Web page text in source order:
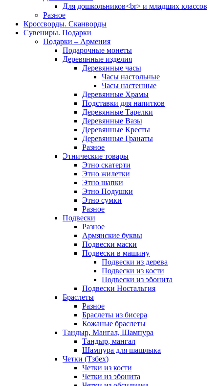
Для дошкольников<br> и младших классов
Разное
Кроссворды. Сканворды
Сувениры. Подарки
Подарки – Армения
Подарочные монеты
Деревянные изделия
Деревянные часы
Часы настольные
Часы настенные
Деревянные Храмы
Подставки для напитков
Деревянные Тарелки
Деревянные Вазы
Деревянные Кресты
Деревянные Гранаты
Разное
Этнические товары
Этно скатерти
Этно жилетки
Этно шапки
Этно Подушки
Этно сумки
Разное
Подвески
Разное
Армянские буквы
Подвески маски
Подвески в машину
Подвески из дерева
Подвески из кости
Подвески из эбонита
Подвески Ностальгия
Браслеты
Разное
Браслеты из бисера
Кожаные браслеты
Тандыр, Мангал, Шампура
Тандыр, мангал
Шампура для шашлыка
Четки (Тзбех)
Четки из кости
Четки из эбонита